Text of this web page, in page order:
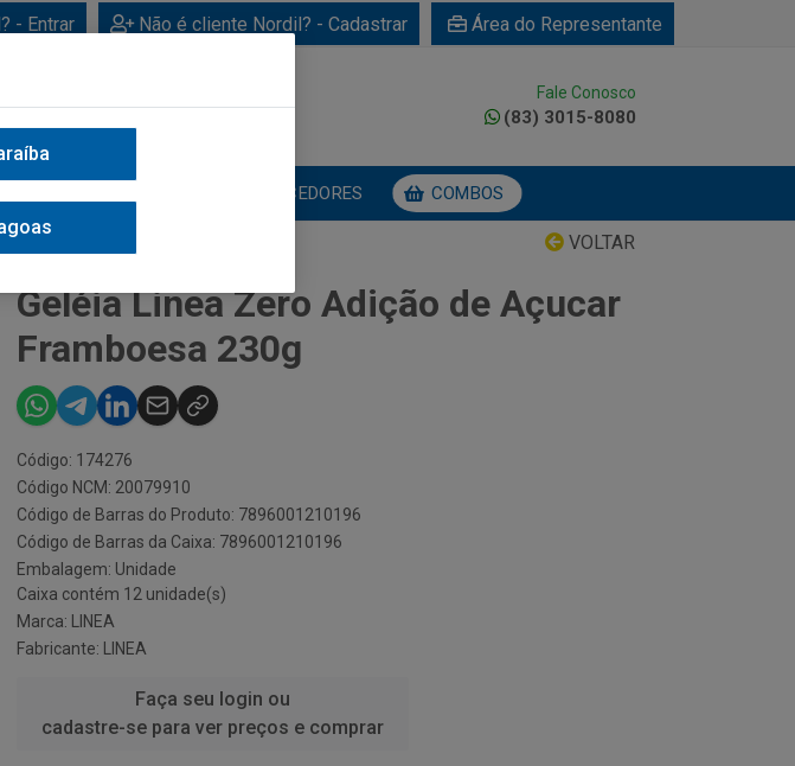
- Entrar Não é cliente Nordil? - Cadastrar Área do Representante
Fale Conosco
(83) 3015-8080
FORNECEDORES COMBOS
VOLTAR
Geléia Linea Zero Adição de Açucar
Framboesa 230g
Código: 174276
Código NCM: 20079910
Código de Barras do Produto: 7896001210196
Código de Barras da Caixa: 7896001210196
Embalagem: Unidade
Caixa contém 12 unidade(s)
Marca:
LINEA
Fabricante:
LINEA
Faça seu login ou
cadastre-se para ver preços e comprar